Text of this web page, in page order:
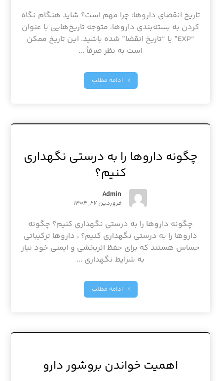
تاریخ انقضای داروها: چرا مهم است؟ شاید هنگام نگاه
کردن به بسته‌بندی داروها، متوجه تاریخ‌هایی با عنوان
“EXP” یا “تاریخ انقضا” شده باشید. این تاریخ ممکن
است به نظر صرفاً ...
ادامه مطلب
چگونه داروها را به درستی نگهداری
کنیم؟
Admin
فروردین ۲۷, ۱۴۰۴
چگونه داروها را به درستی نگهداری کنیم؟ چگونه
داروها را به درستی نگهداری کنیم؟ ، داروها ترکیباتی
حساس هستند که برای حفظ اثربخشی و ایمنی خود نیاز
به شرایط نگهداری ...
ادامه مطلب
اهمیت خواندن بروشور دارو